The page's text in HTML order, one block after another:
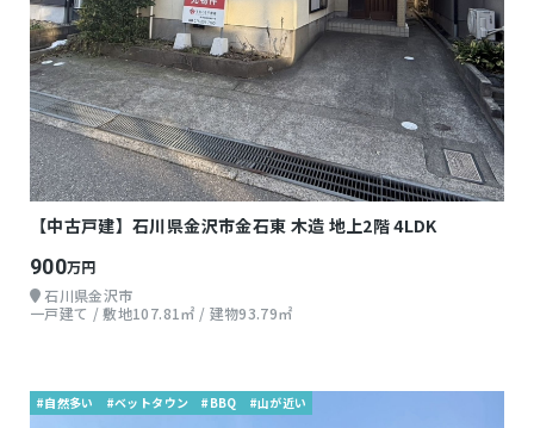
【中古戸建】石川県金沢市金石東 木造 地上2階 4LDK
900万円
石川県金沢市
一戸建て / 敷地107.81㎡ / 建物93.79㎡
#自然多い #ベットタウン #BBQ #山が近い